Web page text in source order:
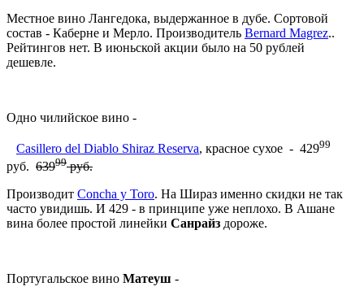
Местное вино Лангедока, выдержанное в дубе. Сортовой
состав - Каберне и Мерло. Производитель Bernard Magrez..
Рейтингов нет. В июньской акции было на 50 рублей
дешевле.
Одно чилийское вино -
Casillero del Diablo Shiraz Reserva, красное сухое - 42999
руб. 63999руб.
Производит Concha y Toro. На Шираз именно скидки не так
часто увидишь. И 429 - в принципе уже неплохо. В Ашане
вина более простой линейки Санрайз дороже.
Португальское вино Матеуш -